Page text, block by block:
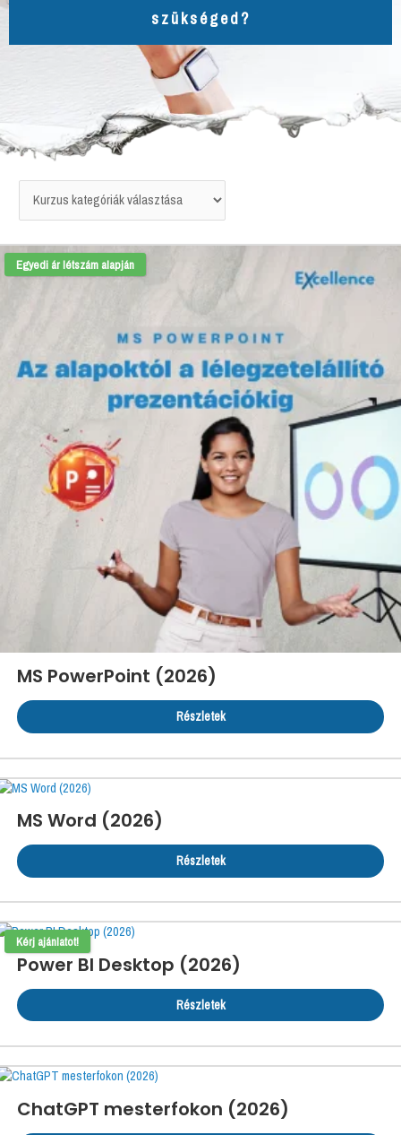
szükséged?
Egyedi ár létszám alapján
MS PowerPoint (2026)
Részletek
MS Word (2026)
Részletek
Kérj ajánlatot!
Power BI Desktop (2026)
Részletek
ChatGPT mesterfokon (2026)